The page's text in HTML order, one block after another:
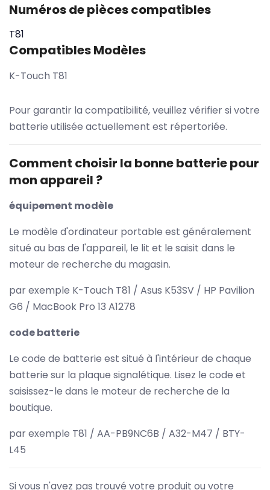
Numéros de pièces compatibles
T81
Compatibles Modèles
K-Touch T81
Pour garantir la compatibilité, veuillez vérifier si votre
batterie utilisée actuellement est répertoriée.
Comment choisir la bonne batterie pour
mon appareil ?
équipement modèle
Le modèle d'ordinateur portable est généralement
situé au bas de l'appareil, le lit et le saisit dans le
moteur de recherche du magasin.
par exemple K-Touch T81 / Asus K53SV / HP Pavilion
G6 / MacBook Pro 13 A1278
code batterie
Le code de batterie est situé à l'intérieur de chaque
batterie sur la plaque signalétique. Lisez le code et
saisissez-le dans le moteur de recherche de la
boutique.
par exemple T81 / AA-PB9NC6B / A32-M47 / BTY-
L45
Si vous n'avez pas trouvé votre produit ou votre